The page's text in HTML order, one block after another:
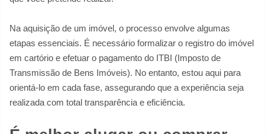
Na aquisição de um imóvel, o processo envolve algumas
etapas essenciais. É necessário formalizar o registro do imóvel
em cartório e efetuar o pagamento do ITBI (Imposto de
Transmissão de Bens Imóveis). No entanto, estou aqui para
orientá-lo em cada fase, assegurando que a experiência seja
realizada com total transparência e eficiência.